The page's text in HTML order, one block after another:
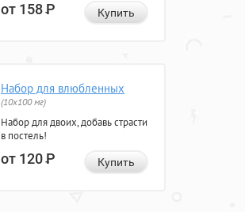
от 158Р Купить
Набор для влюбленных
(10х100 мг)
Набор для двоих, добавь страсти
в постель!
от 120Р Купить